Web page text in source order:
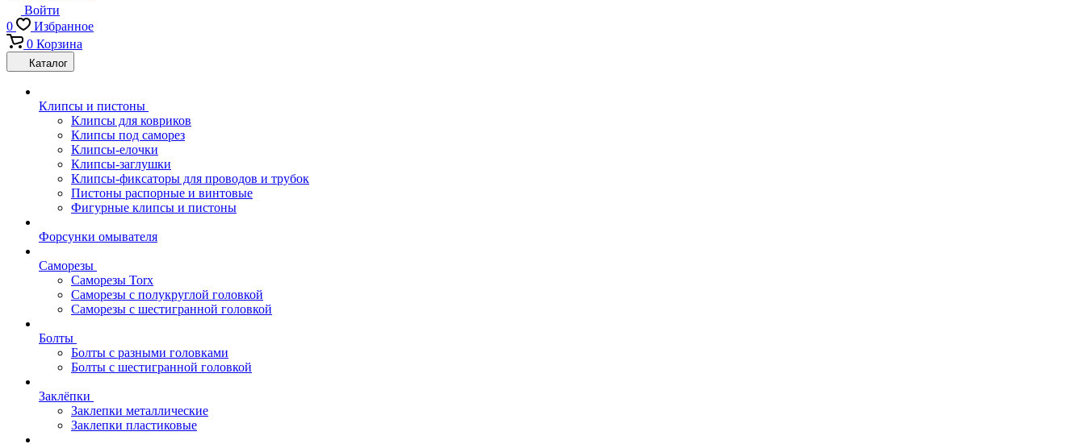
Войти
0
Избранное
0 Корзина
Каталог
Клипсы и пистоны
Клипсы для ковриков
Клипсы под саморез
Клипсы-елочки
Клипсы-заглушки
Клипсы-фиксаторы для проводов и трубок
Пистоны распорные и винтовые
Фигурные клипсы и пистоны
Форсунки омывателя
Саморезы
Саморезы Torx
Саморезы с полукруглой головкой
Саморезы с шестигранной головкой
Болты
Болты с разными головками
Болты с шестигранной головкой
Заклёпки
Заклепки металлические
Заклепки пластиковые